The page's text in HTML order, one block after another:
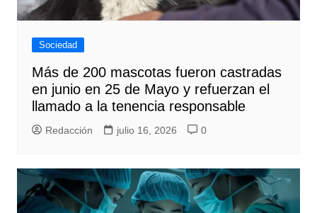
Sociedad
Más de 200 mascotas fueron castradas
en junio en 25 de Mayo y refuerzan el
llamado a la tenencia responsable
Redacción julio 16, 2026 0